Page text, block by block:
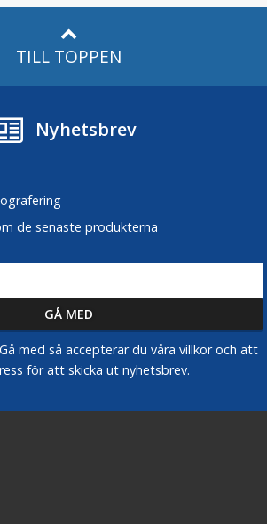
TILL TOPPEN
Nyhetsbrev
de senaste produkterna
med så accepterar du våra villkor och att
för att skicka ut nyhetsbrev.